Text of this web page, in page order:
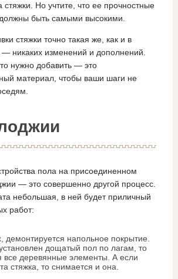
стяжки. Но учтите, что ее прочностные
должны быть самыми высокими.
стяжки точно такая же, как и в
— никаких изменений и дополнений.
нужно добавить — это
материал, чтобы ваши шаги не
пола на присоединенном
— это совершенно другой процесс.
небольшая, в ней будет приличный
работ:
демонтируется напольное покрытие.
дощатый пол по лагам, то
все деревянные элементы. А если
стяжка, то снимается и она.